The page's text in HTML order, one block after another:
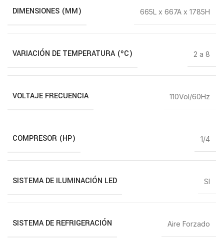
DIMENSIONES (MM) 665L x 667A x 1785H
VARIACIÓN DE TEMPERATURA (ºC) 2 a 8
VOLTAJE FRECUENCIA 110Vol/60Hz
COMPRESOR (HP) 1/4
SISTEMA DE ILUMINACIÓN LED SI
SISTEMA DE REFRIGERACIÓN Aire Forzado